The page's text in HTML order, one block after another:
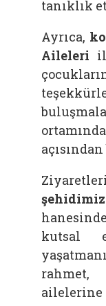
tanıklık
Ayrıca,
Aileleri
kutsal
rahmet,
ailelerine